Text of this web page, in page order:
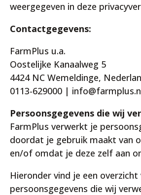
weergegeven in deze
Contactgegevens:
FarmPlus u.a.
Oostelijke Kanaalweg 5
4424 NC Wemeldinge,
0113-629000 |
Persoonsgegevens die wij
FarmPlus verwerkt je
doordat je gebruik maakt van
en/of omdat je deze zelf aan
Hieronder vind je een overzicht
persoonsgegevens die wij